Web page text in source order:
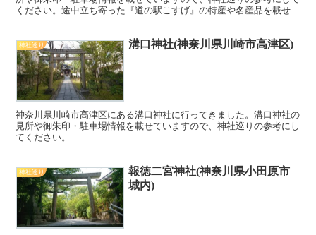
ください。途中立ち寄った『道の駅こすげ』の特産や名産品を載せて
神社巡り 溝口神社(神奈川県川崎市高津区)
神奈川県川崎市高津区にある溝口神社に行ってきました。溝口神社の
見所や御朱印・駐車場情報を載せていますので、神社巡りの参考にし
てください。
神社巡り
報徳二宮神社(神奈川県小田原市
城内)